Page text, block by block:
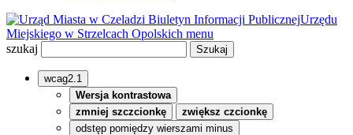
Biuletyn Informacji PublicznejUrzędu
Miejskiego w Strzelcach Opolskich menu
szukaj
wcag2.1
Wersja kontrastowa
zmniej szczcionkę
zwiększ czcionkę
odstęp pomiędzy wierszami minus